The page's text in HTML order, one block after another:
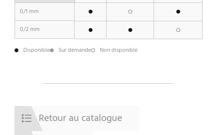
0/1 mm
0/2 mm
Disponible Sur demande Non disponible
Retour au catalogue